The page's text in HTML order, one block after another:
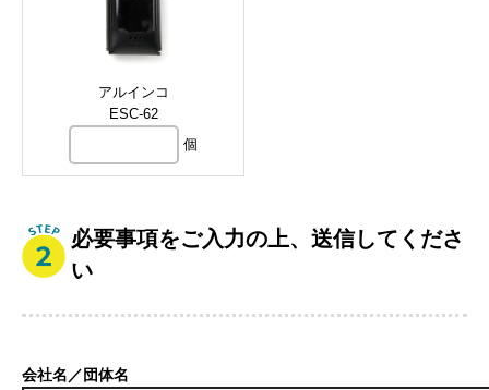
アルインコ
ESC-62
個
必要事項をご入力の上、送信してくださ
い
会社名／団体名